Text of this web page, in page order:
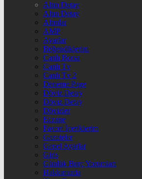
Altın Detay
Altın Detay
Altınlar
AMP
Ayarlar
Beğendiklerim
Canlı Borsa
Canlı Tv
Canlı Tv 2
Deneme Page
Döviz Detay
Döviz Detay
Dövizler
Eczane
Favori İçeriklerim
Gazeteler
Genel Ayarlar
Giriş
Günlük Burç Yorumları
Hakkımızda